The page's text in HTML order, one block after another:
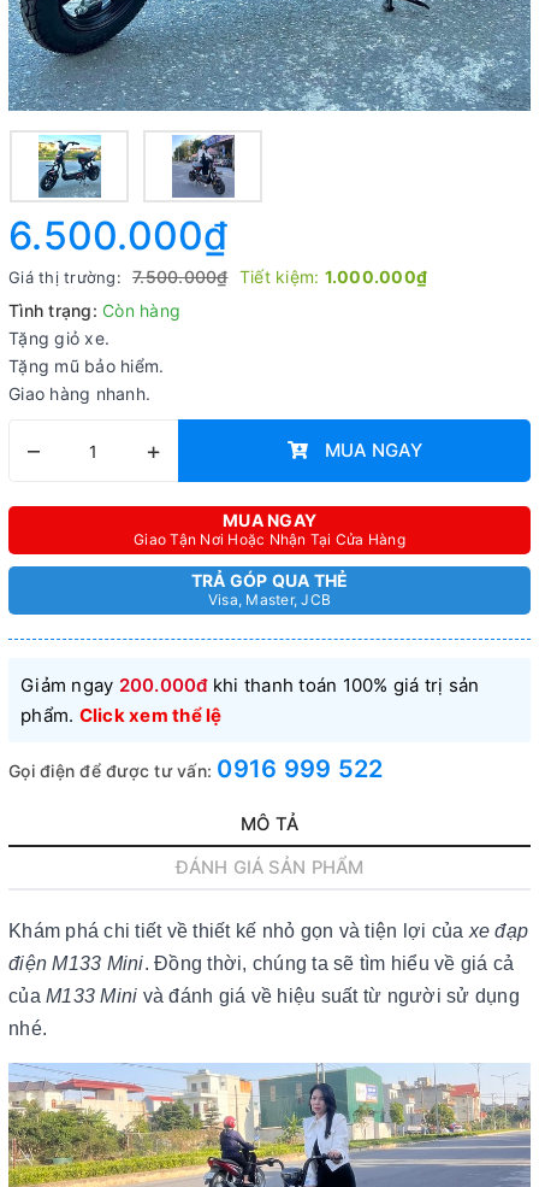
6.500.000₫
Giá thị trường: 7.500.000₫ Tiết kiệm: 1.000.000₫
Tình trạng: Còn hàng
Tặng giỏ xe.
Tặng mũ bảo hiểm.
Giao hàng nhanh.
– + MUA NGAY
MUA NGAY
Giao Tận Nơi Hoặc Nhận Tại Cửa Hàng
TRẢ GÓP QUA THẺ
Visa, Master, JCB
Giảm ngay 200.000đkhi thanh toán 100% giá trị sản
phẩm. Click xem thể lệ
Gọi điện để được tư vấn: 0916 999 522
MÔ TẢ
ĐÁNH GIÁ SẢN PHẨM
Khám phá chi tiết về thiết kế nhỏ gọn và tiện lợi của xe đạp
điện M133 Mini. Đồng thời, chúng ta sẽ tìm hiểu về giá cả
của M133 Mini và đánh giá về hiệu suất từ người sử dụng
nhé.